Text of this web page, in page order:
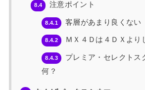
8.4 注意ポイント
8.4.1 客層があまり良くない
8.4.2 ＭＸ４Ｄは４ＤＸより
8.4.3
プレミア・セレクトス
何？